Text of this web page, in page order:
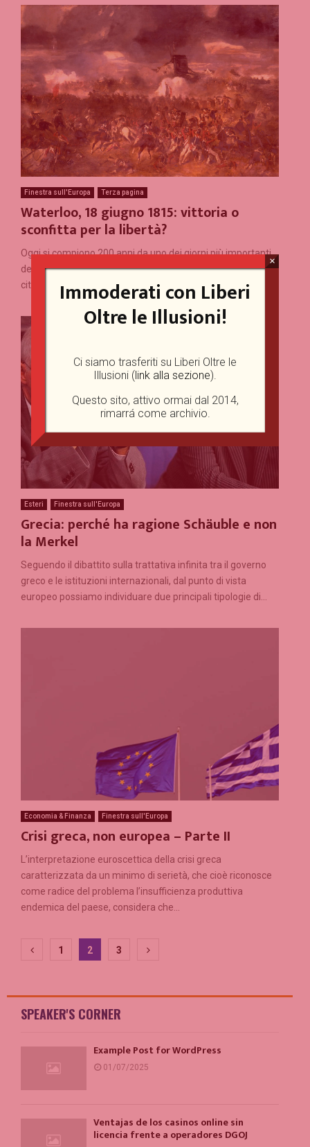
Finestra sull'Europa Terza pagina
Waterloo, 18 giugno 1815: vittoria o
sconfitta per la libertà?
Oggi si compiono 200 anni da uno dei giorni più importanti
della storia contemporanea. Due secoli fa presso la
cittadina di Waterloo, nelle campagne belghe, in...
Esteri Finestra sull'Europa
Grecia: perché ha ragione Schäuble e non
la Merkel
Seguendo il dibattito sulla trattativa infinita tra il governo
greco e le istituzioni internazionali, dal punto di vista
europeo possiamo individuare due principali tipologie di...
Economia & Finanza Finestra sull'Europa
Crisi greca, non europea – Parte II
L’interpretazione euroscettica della crisi greca
caratterizzata da un minimo di serietà, che cioè riconosce
come radice del problema l’insufficienza produttiva
endemica del paese, considera che...
Paginazione
articoli
1 2 3
SPEAKER'S CORNER
Example Post for WordPress
01/07/2025
Ventajas de los casinos online sin
licencia frente a operadores DGOJ
Immoderati con Liberi
Oltre le Illusioni!
Ci siamo trasferiti su Liberi Oltre le
Illusioni (link alla sezione).
Questo sito, attivo ormai dal 2014,
rimarrá come archivio.
×